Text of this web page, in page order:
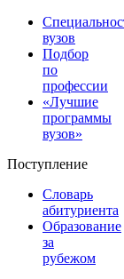
вузов
Подбор
по
профессии
«Лучшие
программы
вузов»
Поступление
Словарь
абитуриента
Образование
за
рубежом